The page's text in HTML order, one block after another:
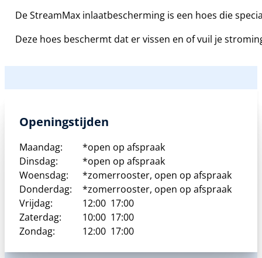
De StreamMax inlaatbescherming is een hoes die
Deze hoes beschermt dat er vissen en of vuil je
Openingstijden
Maandag:
*open op afspraak
Dinsdag:
*open op afspraak
Woensdag:
*zomerrooster, open op afspraak
Donderdag:
*zomerrooster, open op afspraak
Vrijdag:
12:00 17:00
Zaterdag:
10:00 17:00
Zondag:
12:00 17:00